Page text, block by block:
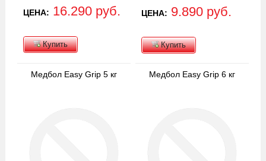
ЦЕНА: 16.290 руб.
Купить
ЦЕНА: 9.890 руб.
Купить
Медбол Easy Grip 5 кг Медбол Easy Grip 6 кг